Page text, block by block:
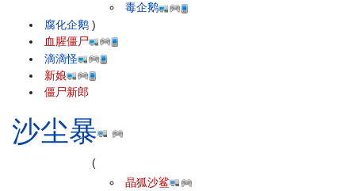
腐化企鹅
毒企鹅
)
血腥僵尸
滴滴怪
新娘
僵尸新郎
沙尘暴
(
晶狐沙鲨